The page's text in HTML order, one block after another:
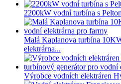
2200kW vodní turbína s
Malá Kaplanova turbína
elektrárna...
Výrobce vodních elektráren